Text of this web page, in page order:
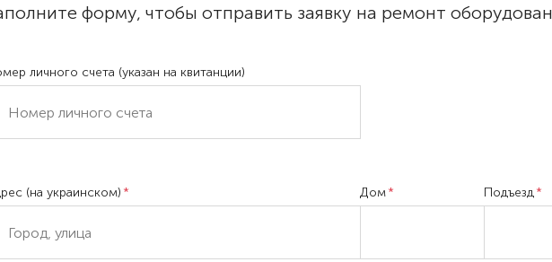
форму, чтобы отправить заявку на ремонт
личного счета (указан на квитанции)
(на украинском) Дом Подъезд